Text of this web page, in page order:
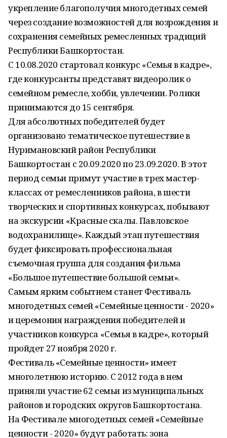
укрепление благополучия многодетных семей
через создание возможностей для возрождения и
сохранения семейных ремесленных традиций
Республики Башкортостан.
С 10.08.2020 стартовал конкурс «Семья в кадре»,
где конкурсанты представят видеоролик о
семейном ремесле, хобби, увлечении. Ролики
принимаются до 15 сентября.
Для абсолютных победителей будет
организовано тематическое путешествие в
Нуримановский район Республики
Башкортостан с 20.09.2020 по 23.09.2020. В этот
период семьи примут участие в трех мастер-
классах от ремесленников района, в шести
творческих и спортивных конкурсах, побывают
на экскурсии «Красные скалы. Павловское
водохранилище». Каждый этап путешествия
будет фиксировать профессиональная
съемочная группа для создания фильма
«Большое путешествие большой семьи».
Самым ярким событием станет Фестиваль
многодетных семей «Семейные ценности - 2020»
и церемония награждения победителей и
участников конкурса «Семья в кадре», который
пройдет 27 ноября 2020 г.
Фестиваль «Семейные ценности» имеет
многолетнюю историю. С 2012 года в нем
приняли участие 62 семьи из муниципальных
районов и городских округов Башкортостана.
На Фестивале многодетных семей «Семейные
ценности - 2020» будут работать: зона